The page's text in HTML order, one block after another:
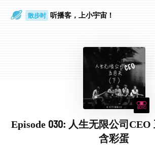
散步时 听播客，上小宇宙！
Episode 030: 人生无限公司CEO
含彩蛋